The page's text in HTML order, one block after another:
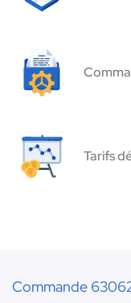
Tarifs
Commande